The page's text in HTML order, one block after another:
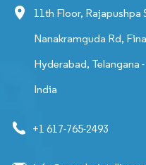
11th Floor, Rajapushpa
Nanakramguda Rd,
Hyderabad, Telangana
India
+1 617-765-2493